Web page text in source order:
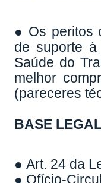
● Os peritos
de suporte
Saúde do
melhor
(pareceres
BASE
● Art. 24 da
● Ofício-